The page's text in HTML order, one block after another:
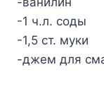
-1 ч.л. соды
-1,5 ст. муки
-джем для